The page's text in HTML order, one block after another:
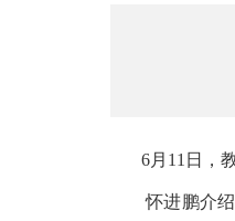
6月11日，
怀进鹏介绍了